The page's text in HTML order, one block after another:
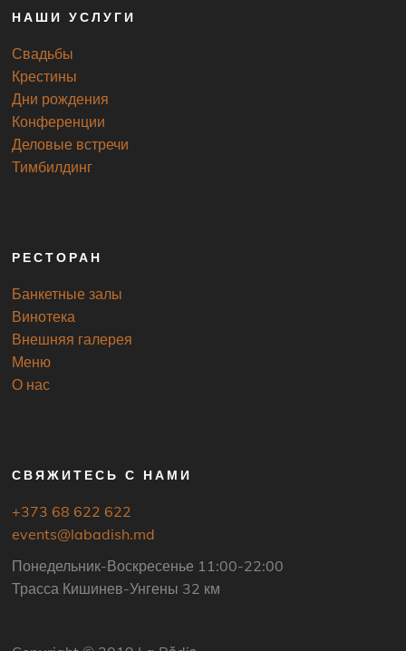
НАШИ УСЛУГИ
Свадьбы
Крестины
Дни рождения
Конференции
Деловые встречи
Тимбилдинг
РЕСТОРАН
Банкетные залы
Винотека
Внешняя галерея
Меню
О нас
СВЯЖИТЕСЬ С НАМИ
+373 68 622 622
events@labadish.md
Понедельник-Воскресенье 11:00-22:00
Трасса Кишинев-Унгены 32 км